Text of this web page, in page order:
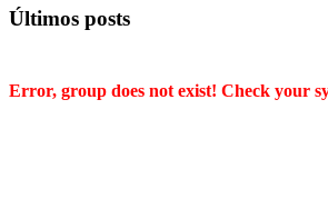
Últimos posts
Error, group does not exist! Check your